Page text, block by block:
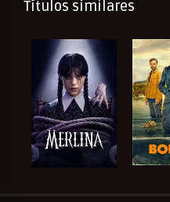
Títulos similares